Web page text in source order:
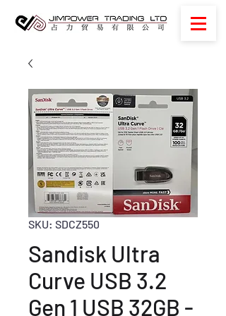
SKU: SDCZ550
Sandisk Ultra
Curve USB 3.2
Gen 1 USB 32GB -